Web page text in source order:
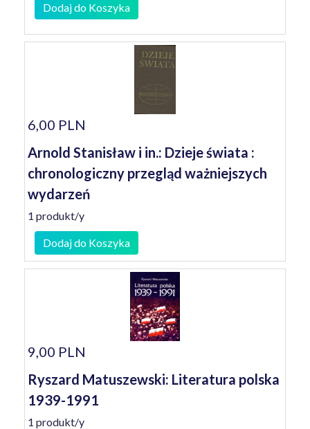
Dodaj do Koszyka
6,00 PLN
Arnold Stanisław i in.: Dzieje świata :
chronologiczny przegląd ważniejszych
wydarzeń
1 produkt/y
Dodaj do Koszyka
9,00 PLN
Ryszard Matuszewski: Literatura polska
1939-1991
1 produkt/y